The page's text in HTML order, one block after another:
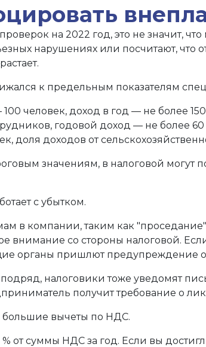
на 2022 год, это не значит,
нарушениях или посчитают,
к предельным показателям
человек, доход в год — не более
годовой доход — не более
доля доходов от
значениям, в налоговой могут
с убытком.
в компании, таким как
внимание со стороны налоговой.
органы пришлют предупреждение
подряд, налоговики тоже уведомят
получит требование о
вычеты по НДС.
от суммы НДС за год. Если вы